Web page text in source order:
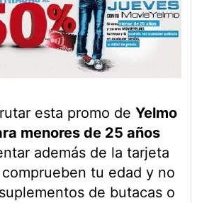
esta promo de Yelmo
menores de 25 años
además de la tarjeta
tu edad y no
de butacas o